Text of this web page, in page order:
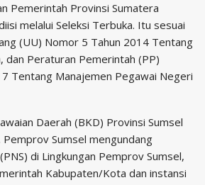
Pemerintah Provinsi Sumatera
melalui Seleksi Terbuka. Itu sesuai
(UU) Nomor 5 Tahun 2014 Tentang
dan Peraturan Pemerintah (PP)
Tentang Manajemen Pegawai Negeri
Daerah (BKD) Provinsi Sumsel
Sumsel mengundang
di Lingkungan Pemprov Sumsel,
Kabupaten/Kota dan instansi